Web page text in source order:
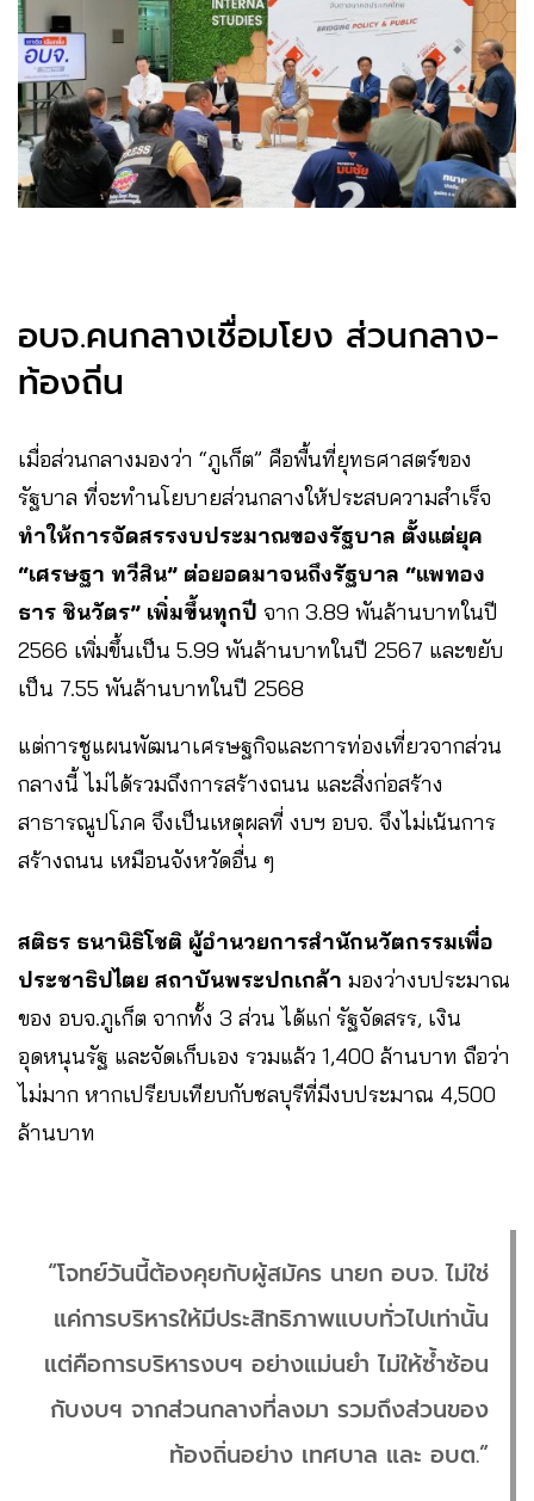
อบจ.คนกลางเชื่อมโยง ส่วนกลาง-
ท้องถิ่น
เมื่อส่วนกลางมองว่า “ภูเก็ต” คือพื้นที่ยุทธศาสตร์ของ
รัฐบาล ที่จะทำนโยบายส่วนกลางให้ประสบความสำเร็จ
ทำให้การจัดสรรงบประมาณของรัฐบาล ตั้งแต่ยุค
“เศรษฐา ทวีสิน” ต่อยอดมาจนถึงรัฐบาล “แพทอง
ธาร ชินวัตร” เพิ่มขึ้นทุกปี จาก 3.89 พันล้านบาทในปี
2566 เพิ่มขึ้นเป็น 5.99 พันล้านบาทในปี 2567 และขยับ
เป็น 7.55 พันล้านบาทในปี 2568
แต่การชูแผนพัฒนาเศรษฐกิจและการท่องเที่ยวจากส่วน
กลางนี้ ไม่ได้รวมถึงการสร้างถนน และสิ่งก่อสร้าง
สาธารณูปโภค จึงเป็นเหตุผลที่ งบฯ อบจ. จึงไม่เน้นการ
สร้างถนน เหมือนจังหวัดอื่น ๆ
สติธร ธนานิธิโชติ ผู้อำนวยการสำนักนวัตกรรมเพื่อ
ประชาธิปไตย สถาบันพระปกเกล้า มองว่างบประมาณ
ของ อบจ.ภูเก็ต จากทั้ง 3 ส่วน ได้แก่ รัฐจัดสรร, เงิน
อุดหนุนรัฐ และจัดเก็บเอง รวมแล้ว 1,400 ล้านบาท ถือว่า
ไม่มาก หากเปรียบเทียบกับชลบุรีที่มีงบประมาณ 4,500
ล้านบาท
“โจทย์วันนี้ต้องคุยกับผู้สมัคร นายก อบจ. ไม่ใช่
แค่การบริหารให้มีประสิทธิภาพแบบทั่วไปเท่านั้น
แต่คือการบริหารงบฯ อย่างแม่นยำ ไม่ให้ซ้ำซ้อน
กับงบฯ จากส่วนกลางที่ลงมา รวมถึงส่วนของ
ท้องถิ่นอย่าง เทศบาล และ อบต.”